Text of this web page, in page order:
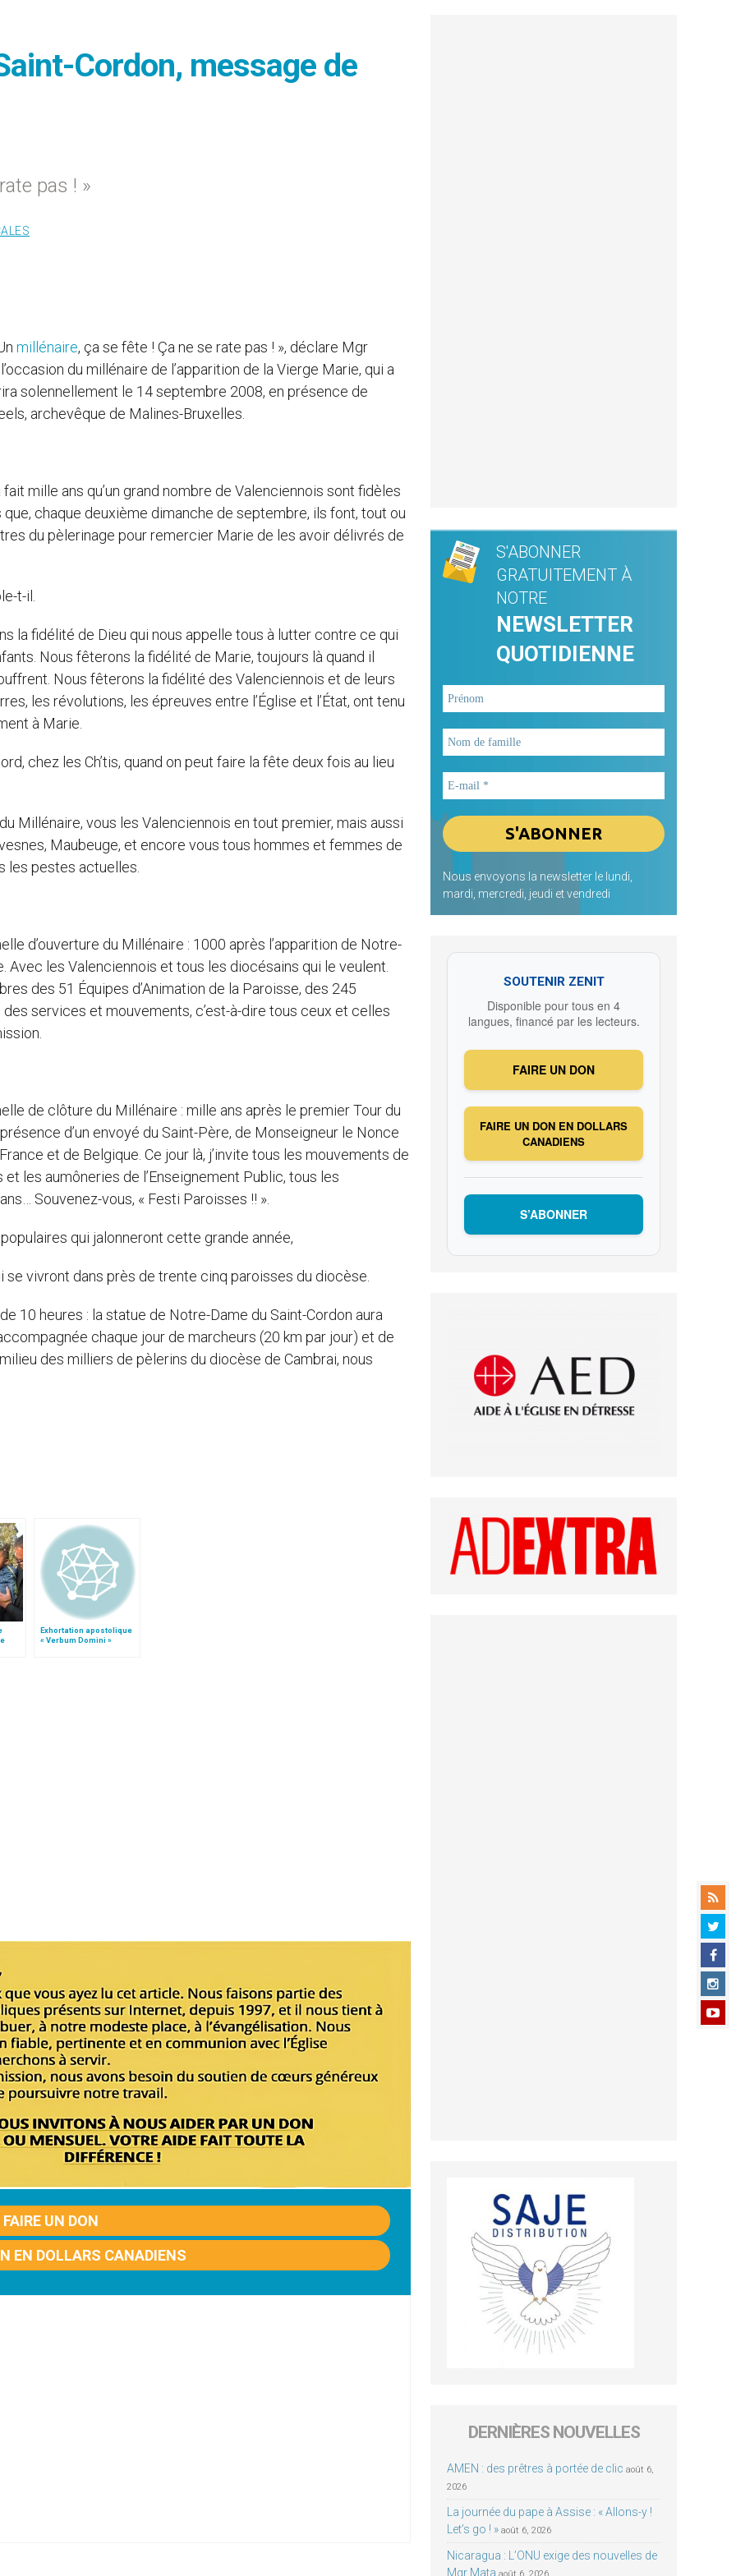
Cordon, message de
pas ! »
millénaire, ça se fête ! Ça ne se rate pas ! », déclare Mgr
du millénaire de l’apparition de la Vierge Marie, qui a
solennellement le 14 septembre 2008, en présence de
archevêque de Malines-Bruxelles.
mille ans qu’un grand nombre de Valenciennois sont fidèles
chaque deuxième dimanche de septembre, ils font, tout ou
du pèlerinage pour remercier Marie de les avoir délivrés de
t-il.
la fidélité de Dieu qui nous appelle tous à lutter contre ce qui
Nous fêterons la fidélité de Marie, toujours là quand il
Nous fêterons la fidélité des Valenciennois et de leurs
les révolutions, les épreuves entre l’Église et l’État, ont tenu
à Marie.
chez les Ch’tis, quand on peut faire la fête deux fois au lieu
Millénaire, vous les Valenciennois en tout premier, mais aussi
Maubeuge, et encore vous tous hommes et femmes de
les pestes actuelles.
d’ouverture du Millénaire : 1000 après l’apparition de Notre-
les Valenciennois et tous les diocésains qui le veulent.
des 51 Équipes d’Animation de la Paroisse, des 245
services et mouvements, c’est-à-dire tous ceux et celles
de clôture du Millénaire : mille ans après le premier Tour du
d’un envoyé du Saint-Père, de Monseigneur le Nonce
et de Belgique. Ce jour là, j’invite tous les mouvements de
les aumôneries de l’Enseignement Public, tous les
Souvenez-vous, « Festi Paroisses !! ».
qui jalonneront cette grande année,
vivront dans près de trente cinq paroisses du diocèse.
10 heures : la statue de Notre-Dame du Saint-Cordon aura
chaque jour de marcheurs (20 km par jour) et de
des milliers de pèlerins du diocèse de Cambrai, nous
Exhortation apostolique
« Verbum Domini »
FAIRE UN DON
EN DOLLARS CANADIENS
S'ABONNER
GRATUITEMENT À
NOTRE
NEWSLETTER
QUOTIDIENNE
Nous envoyons la newsletter le lundi,
mardi, mercredi, jeudi et vendredi
SOUTENIR ZENIT
Disponible pour tous en 4
langues, financé par les lecteurs.
FAIRE UN DON
FAIRE UN DON EN DOLLARS
CANADIENS
S’ABONNER
DERNIÈRES NOUVELLES
AMEN : des prêtres à portée de clic août 6,
2026
La journée du pape à Assise : « Allons-y !
Let’s go ! » août 6, 2026
Nicaragua : L’ONU exige des nouvelles de
Mgr Mata